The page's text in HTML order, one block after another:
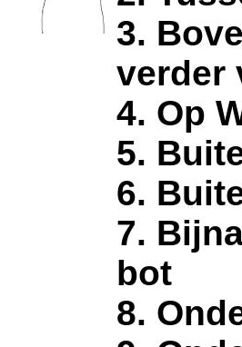
3.
verder
4. Op
5.
6.
7.
bot
8.